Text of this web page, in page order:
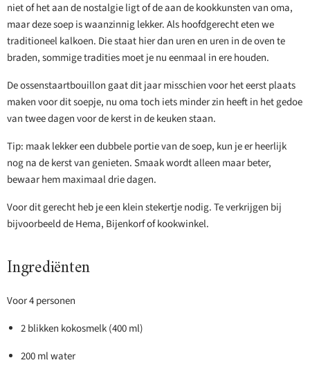
niet of het aan de nostalgie ligt of de aan de kookkunsten van oma,
maar deze soep is waanzinnig lekker. Als hoofdgerecht eten we
traditioneel kalkoen. Die staat hier dan uren en uren in de oven te
braden, sommige tradities moet je nu eenmaal in ere houden.
De ossenstaartbouillon gaat dit jaar misschien voor het eerst plaats
maken voor dit soepje, nu oma toch iets minder zin heeft in het gedoe
van twee dagen voor de kerst in de keuken staan.
Tip: maak lekker een dubbele portie van de soep, kun je er heerlijk
nog na de kerst van genieten. Smaak wordt alleen maar beter,
bewaar hem maximaal drie dagen.
Voor dit gerecht heb je een klein stekertje nodig. Te verkrijgen bij
bijvoorbeeld de Hema, Bijenkorf of kookwinkel.
Ingrediënten
Voor 4 personen
2 blikken kokosmelk (400 ml)
200 ml water